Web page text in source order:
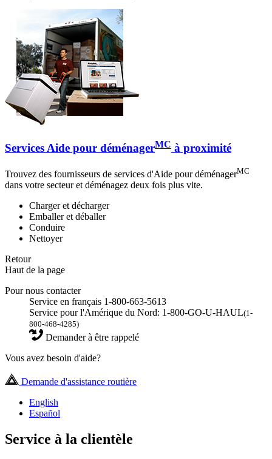
Services Aide pour déménagerMC à proximité
Trouvez des fournisseurs de services d'Aide pour déménagerMC
dans votre secteur et déménagez deux fois plus vite.
Charger et décharger
Emballer et déballer
Conduire
Nettoyer
Retour
Haut de la page
Pour nous contacter
Service en français 1-800-663-5613
Service pour l'Amérique du Nord: 1-800-GO-U-HAUL(1-
800-468-4285)
Demander à être rappelé
Vous avez besoin d'aide?
Demande d'assistance routière
English
Español
Service à la clientèle